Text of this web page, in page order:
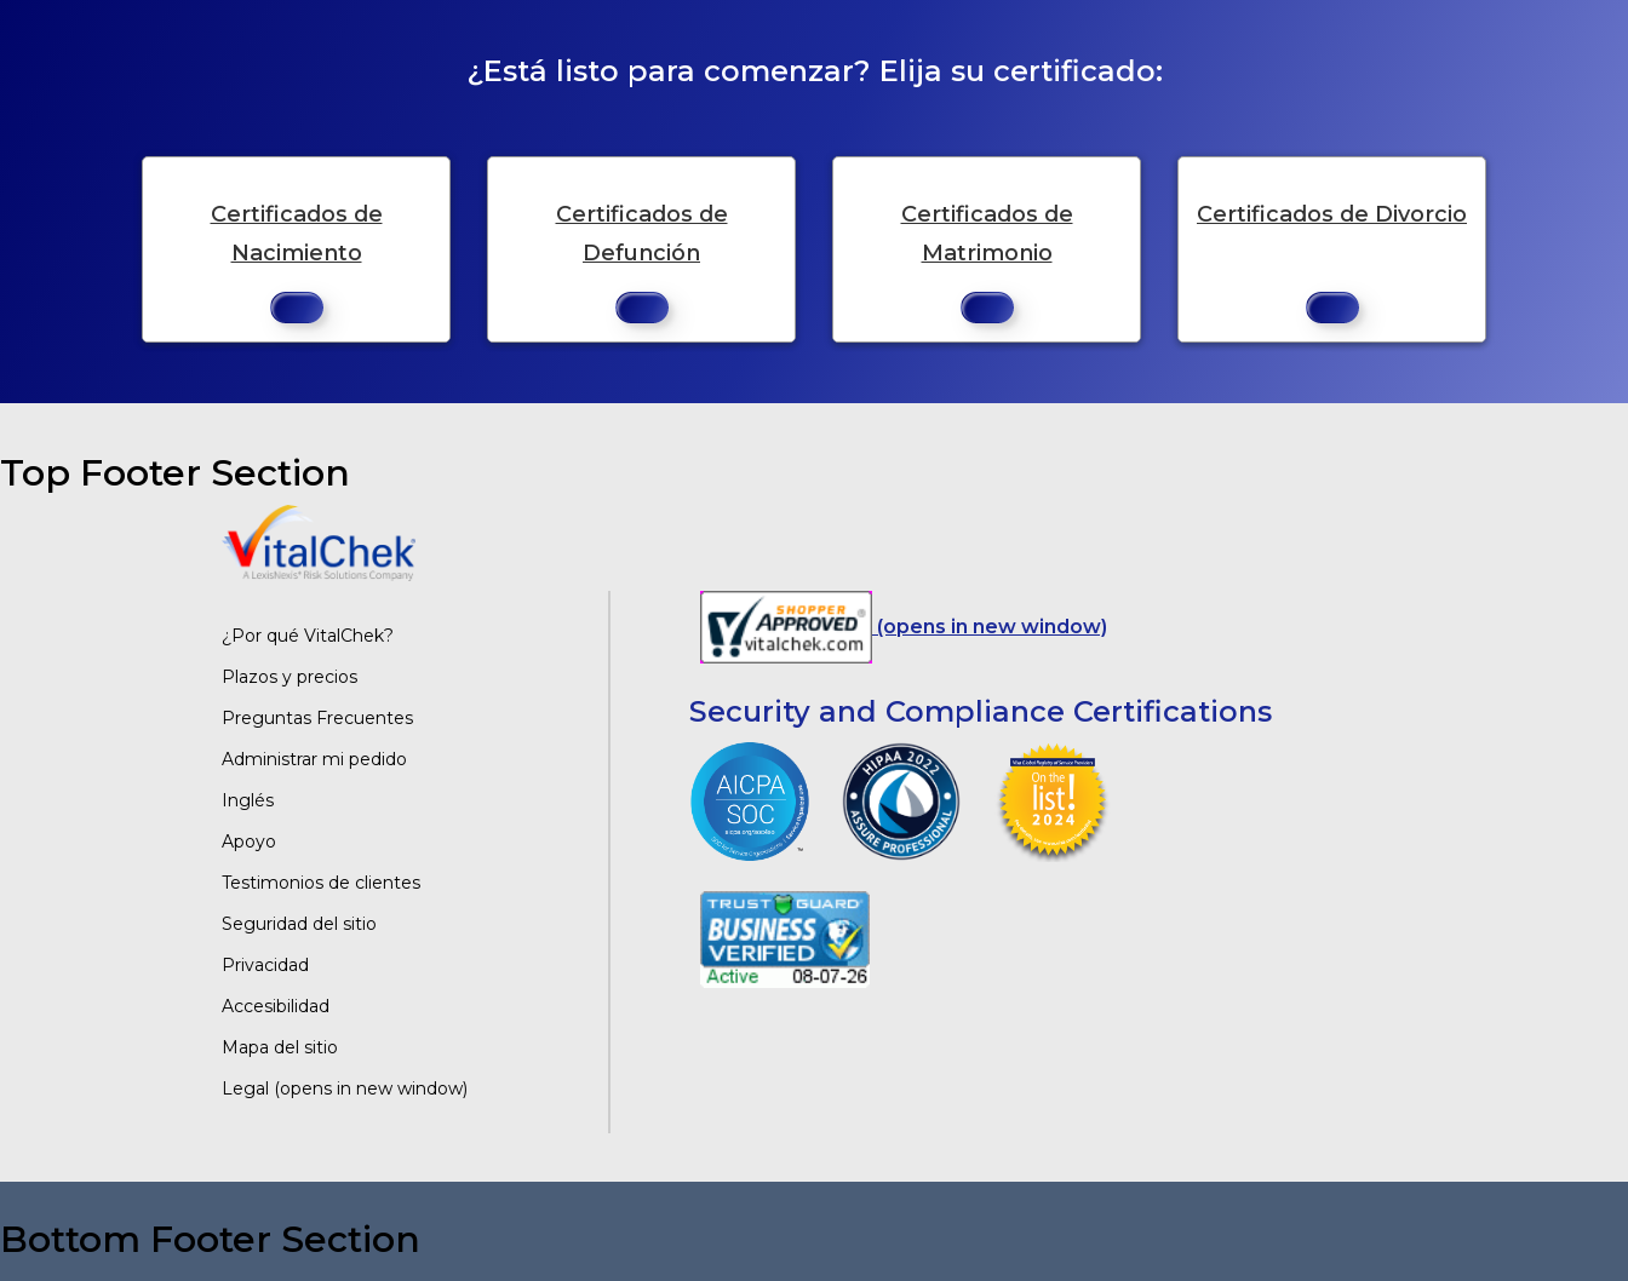
¿Está listo para comenzar? Elija su certificado:
Certificados de
Nacimiento
Certificados de
Defunción
Certificados de
Matrimonio
Certificados de Divorcio
Top Footer Section
¿Por qué VitalChek?
Plazos y precios
Preguntas Frecuentes
Administrar mi pedido
Inglés
Apoyo
Testimonios de clientes
Seguridad del sitio
Privacidad
Accesibilidad
Mapa del sitio
Legal (opens in new window)
(opens in new window)
Security and Compliance Certifications
Bottom Footer Section